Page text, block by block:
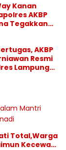
Kanan
AKBP
Tegakkan
AKBP
Resmi
Lampung
Total,Warga
Kecewa